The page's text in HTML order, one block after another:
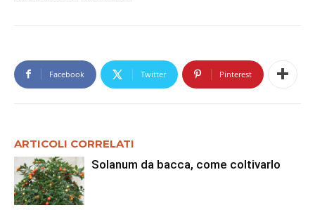
Facebook Twitter Pinterest
ARTICOLI CORRELATI
Solanum da bacca, come coltivarlo